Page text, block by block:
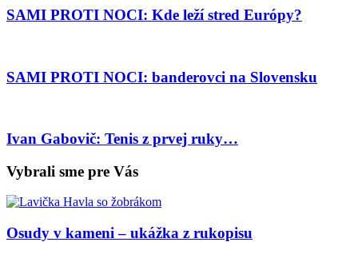
SAMI PROTI NOCI: Kde leží stred Európy?
SAMI PROTI NOCI: banderovci na Slovensku
Ivan Gabovič: Tenis z prvej ruky…
Vybrali sme pre Vás
Osudy v kameni – ukážka z rukopisu